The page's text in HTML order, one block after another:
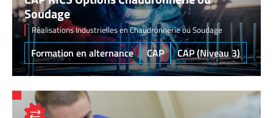
Soudage
Réalisations Industrielles en Chaudronnerie ou Soudage
Formation en alternance CAP CAP (Niveau 3)